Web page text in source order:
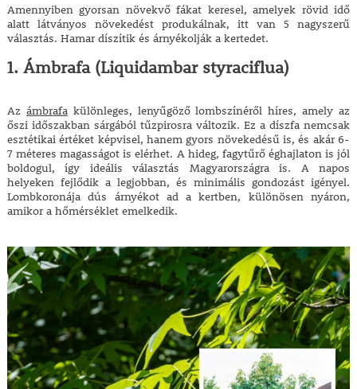
Amennyiben gyorsan növekvő fákat keresel, amelyek rövid idő
alatt látványos növekedést produkálnak, itt van 5 nagyszerű
választás. Hamar díszítik és árnyékolják a kertedet.
1. Ámbrafa (Liquidambar styraciflua)
Az ámbrafakülönleges, lenyűgöző lombszínéről híres, amely az
őszi időszakban sárgából tűzpirosra változik. Ez a díszfa nemcsak
esztétikai értéket képvisel, hanem gyors növekedésű is, és akár 6-
7 méteres magasságot is elérhet. A hideg, fagytűrő éghajlaton is jól
boldogul, így ideális választás Magyarországra is. A napos
helyeken fejlődik a legjobban, és minimális gondozást igényel.
Lombkoronája dús árnyékot ad a kertben, különösen nyáron,
amikor a hőmérséklet emelkedik.